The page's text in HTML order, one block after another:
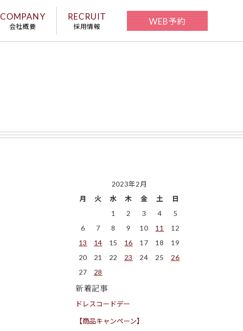
COMPANY
会社概要
RECRUIT
採用情報 WEB予約
2023年2月
月
火 水 木 金 土
日
1
2 3 4
5
6
7 8 9 10 11
12
13
14 15 16 17 18
19
20
21 22 23 24 25
26
27
28
新着記事
ドレスコードデー
【商品キャンペーン】